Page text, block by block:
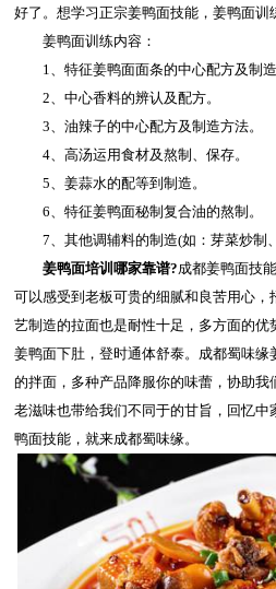
好了。想学习正宗姜鸭面技能，姜鸭面训
姜鸭面训练内容：
1、特征姜鸭面面条的中心配方及制造
2、中心香料的辨认及配方。
3、油辣子的中心配方及制造方法。
4、高汤运用食材及熬制、保存。
5、姜蒜水的配等到制造。
6、特征姜鸭面秘制复合油的熬制。
7、其他调辅料的制造(如：芽菜炒制、
姜鸭面培训哪家靠谱?成都姜鸭面技
可以感受到老板可贵的细腻和良苦用心
艺制造的拉面也是耐性十足，多方面的
姜鸭面下肚，登时通体舒泰。成都蜀味
的拌面，多种产品降服你的味蕾，协助
老滋味也带给我们不同于的甘旨，回忆
鸭面技能，就来成都蜀味缘。